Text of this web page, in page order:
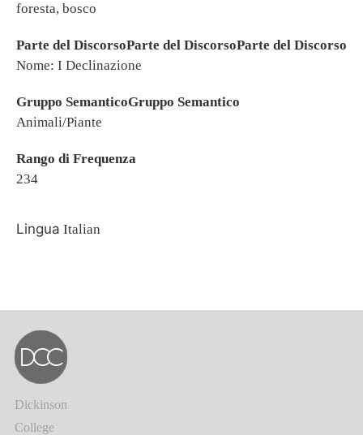
foresta, bosco
Parte del DiscorsoParte del DiscorsoParte del Discorso
Nome: I Declinazione
Gruppo SemanticoGruppo Semantico
Animali/Piante
Rango di Frequenza
234
Lingua Italian
Dickinson
College